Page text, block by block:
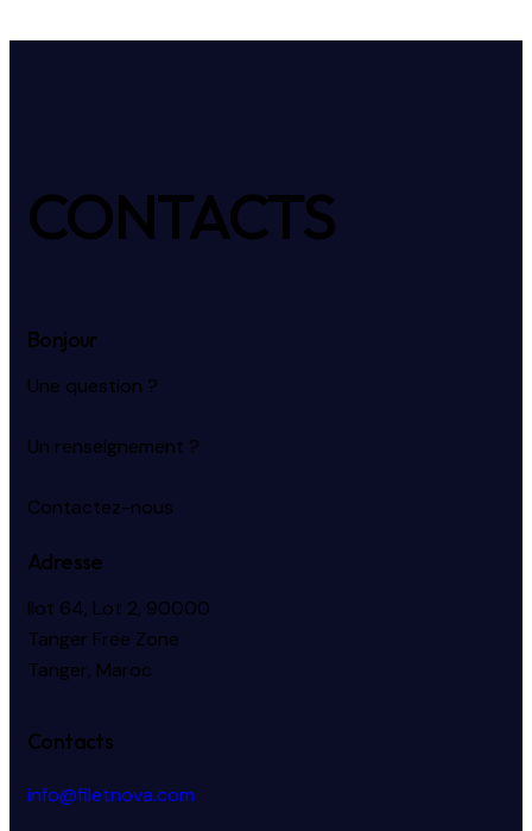
CONTACTS
Bonjour
Une question ?
Un renseignement ?
Contactez-nous
Adresse
Ilot 64, Lot 2, 90000
Tanger Free Zone
Tanger, Maroc
Contacts
info@filetnova.com